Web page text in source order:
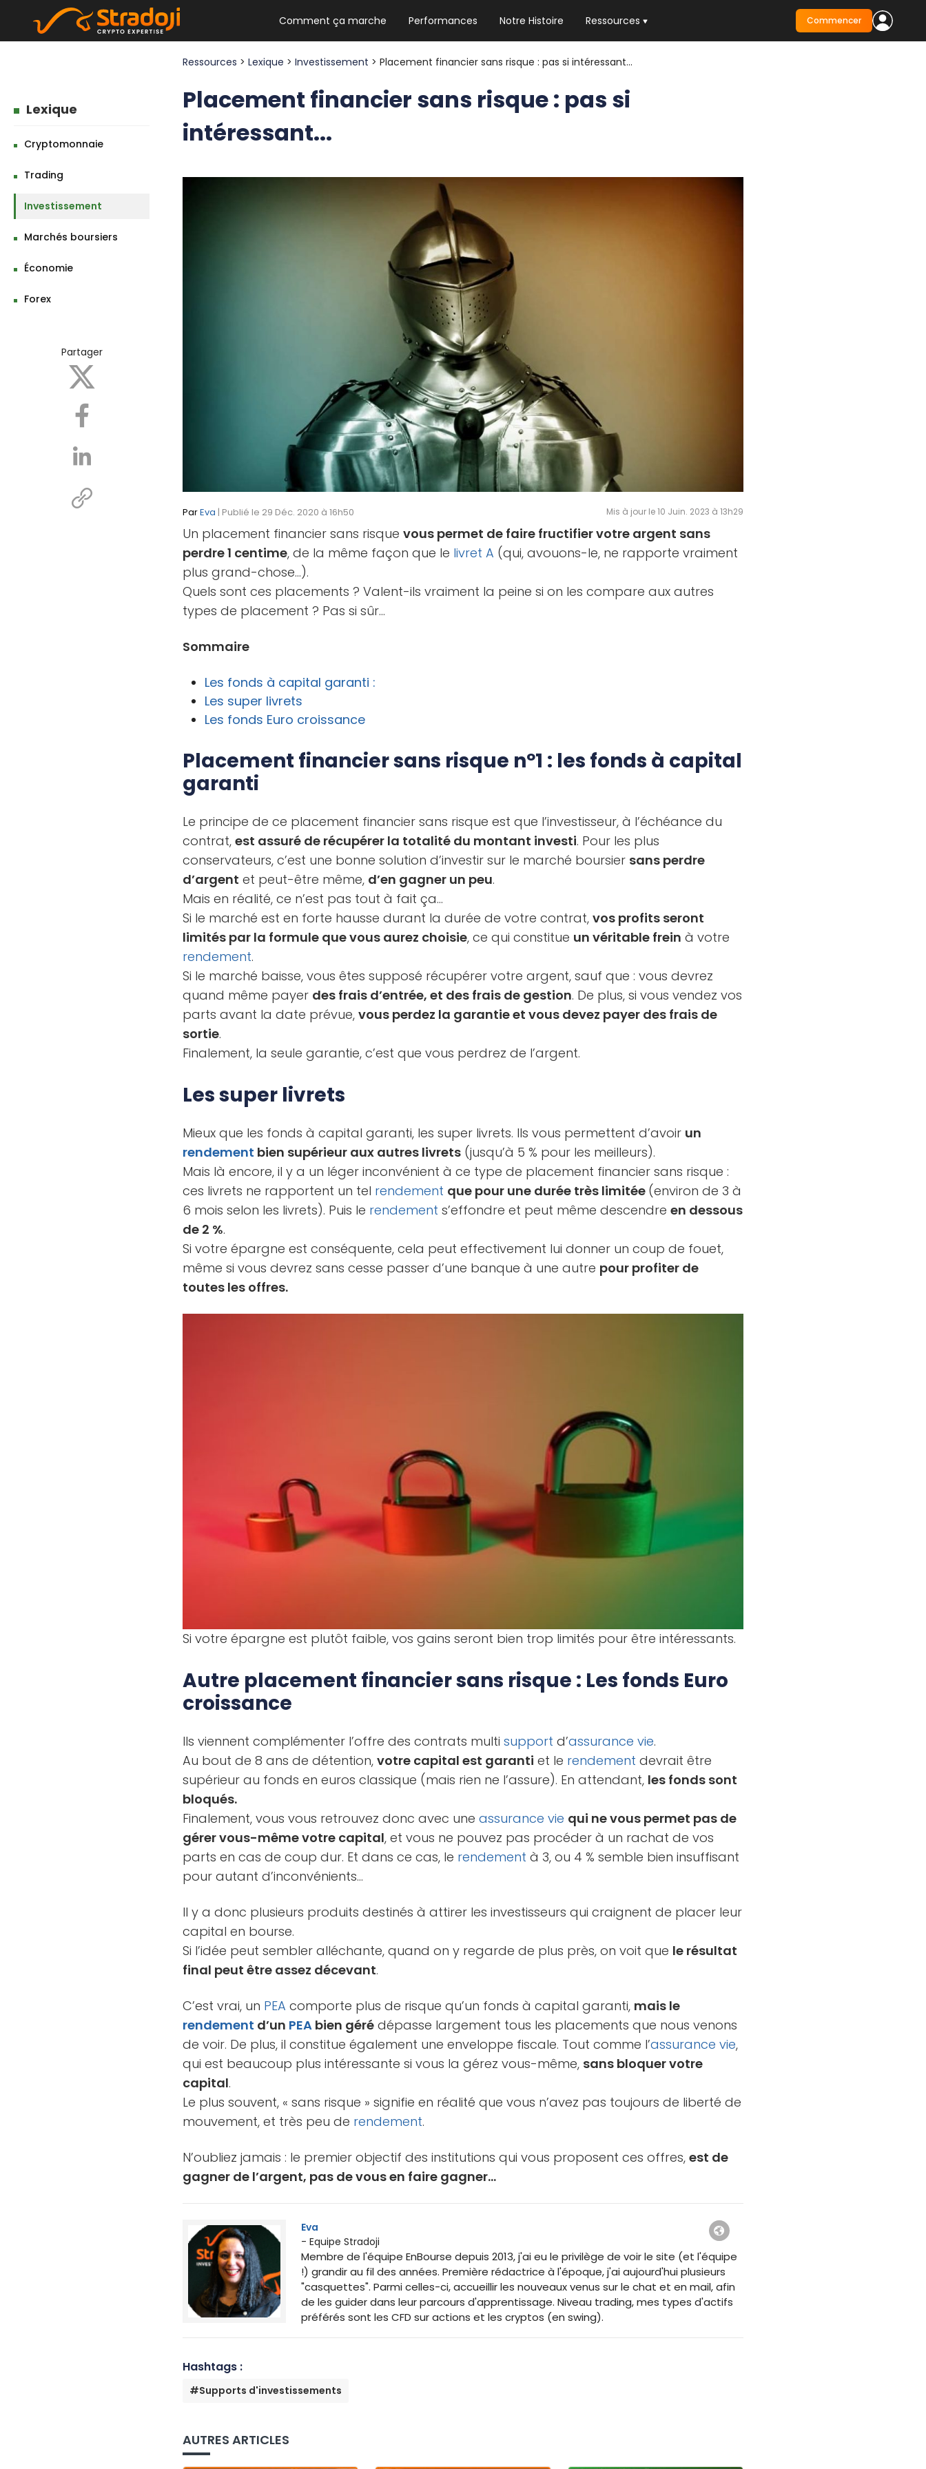
Comment ça marche Performances Notre Histoire Ressources
NEWSLETTER HEBDO
Les news crypto dont vous avez besoin
Commencer
Lexique
Cryptomonnaie
Trading
Investissement
Marchés boursiers
Économie
Forex
Partager
Ressources >Lexique >Investissement > Placement financier sans risque : pas si intéressant...
Placement financier sans risque : pas si
intéressant...
ParEva | Publié le 29 Déc. 2020 à 16h50 Mis à jour le 10 Juin. 2023 à 13h29
Un placement financier sans risquevous permet de faire fructifier votre argent sans
perdre 1 centime, de la même façon que le livret A (qui, avouons-le, ne rapporte vraiment
plus grand-chose…).
Quels sont ces placements ? Valent-ils vraiment la peine si on les compare aux autres
types de placement ? Pas si sûr…
Sommaire
Les fonds à capital garanti :
Les super livrets
Les fonds Euro croissance
Placement financier sans risque nº1 : les fonds à capital
garanti
Le principe de ce placement financier sans risque est que l’investisseur, à l’échéance du
contrat,est assuré de récupérer la totalité du montant investi. Pour les plus
conservateurs, c’est une bonne solution d’investir sur le marché boursier sans perdre
d’argent et peut-être même, d’en gagner un peu.
Mais en réalité, ce n’est pas tout à fait ça…
Si le marché est en forte hausse durant la durée de votre contrat,vos profits seront
limités par la formule que vous aurez choisie, ce qui constitue un véritable frein à votre
rendement.
Si le marché baisse, vous êtes supposé récupérer votre argent, sauf que : vous devrez
quand même payer des frais d’entrée, et des frais de gestion. De plus, si vous vendez vos
parts avant la date prévue,vous perdez la garantie et vous devez payer des frais de
sortie.
Finalement, la seule garantie, c’est que vous perdrez de l’argent.
Les super livrets
Mieux que les fonds à capital garanti, les super livrets. Ils vous permettent d’avoir un
rendement bien supérieur aux autres livrets (jusqu’à 5 % pour les meilleurs).
Mais là encore, il y a un léger inconvénient à ce type de placement financier sans risque :
ces livrets ne rapportent un tel rendement que pour une durée très limitée (environ de 3 à
6 mois selon les livrets). Puis le rendement s’effondre et peut même descendreen dessous
de 2 %.
Si votre épargne est conséquente, cela peut effectivement lui donner un coup de fouet,
même si vous devrez sans cesse passer d’une banque à une autre pour profiter de
toutes les offres.
Si votre épargne est plutôt faible, vos gains seront bien trop limités pour être intéressants.
Autre placement financier sans risque : Les fonds Euro
croissance
Ils viennent complémenter l’offre des contrats multisupport d’assurance vie.
Au bout de 8 ans de détention,votre capital est garanti et le rendement devrait être
supérieur au fonds en euros classique (mais rien ne l’assure). En attendant, les fonds sont
bloqués.
Finalement, vous vous retrouvez donc avec uneassurance vie qui ne vous permet pas de
gérer vous-même votre capital, et vous ne pouvez pas procéder à un rachat de vos
parts en cas de coup dur. Et dans ce cas, le rendement à 3, ou 4 % semble bien insuffisant
pour autant d’inconvénients…
Il y a donc plusieurs produits destinés à attirer les investisseurs qui craignent de placer leur
capital en bourse.
Si l’idée peut sembler alléchante, quand on y regarde de plus près, on voit que le résultat
final peut être assez décevant.
C’est vrai, un PEA comporte plus de risque qu’un fonds à capital garanti, mais le
rendement d’un PEA bien géré dépasse largement tous les placements que nous venons
de voir. De plus, il constitue également une enveloppe fiscale. Tout comme l’assurance vie,
qui est beaucoup plus intéressante si vous la gérez vous-même, sans bloquer votre
capital.
Le plus souvent, « sans risque » signifie en réalité que vous n’avez pas toujours de liberté de
mouvement, et très peu de rendement.
N’oubliez jamais : le premier objectif des institutions qui vous proposent ces offres,est de
gagner de l’argent, pas de vous en faire gagner…
Eva
- Equipe Stradoji
Membre de l'équipe EnBourse depuis 2013, j'ai eu le privilège de voir le site (et l'équipe
!) grandir au fil des années. Première rédactrice à l'époque, j'ai aujourd'hui plusieurs
"casquettes". Parmi celles-ci, accueillir les nouveaux venus sur le chat et en mail, afin
de les guider dans leur parcours d'apprentissage. Niveau trading, mes types d'actifs
préférés sont les CFD sur actions et les cryptos (en swing).
Hashtags :
#Supports d'investissements
AUTRES ARTICLES